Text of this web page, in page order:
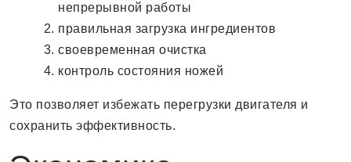
непрерывной работы
правильная загрузка ингредиентов
своевременная очистка
контроль состояния ножей
Это позволяет избежать перегрузки двигателя и
сохранить эффективность.